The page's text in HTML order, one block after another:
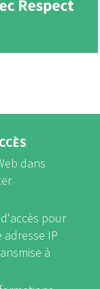
dans
pour
IP
à